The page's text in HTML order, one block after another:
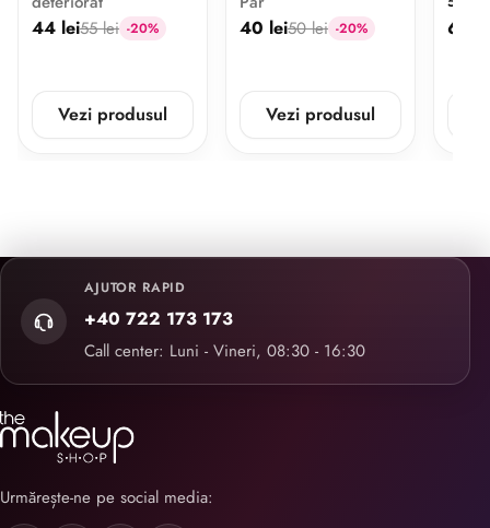
44 lei55 lei -20%
Vezi produsul
40 lei50 lei -20%
Vezi produsul
67.2
AJUTOR RAPID
+40 722 173 173
Call center: Luni - Vineri, 08:30 - 16:30
Urmărește-ne pe social media: